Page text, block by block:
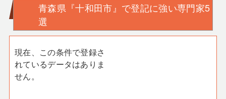
青森県『十和田市』で登記に強い専門家5
選
現在、この条件で登録さ
れているデータはありま
せん。